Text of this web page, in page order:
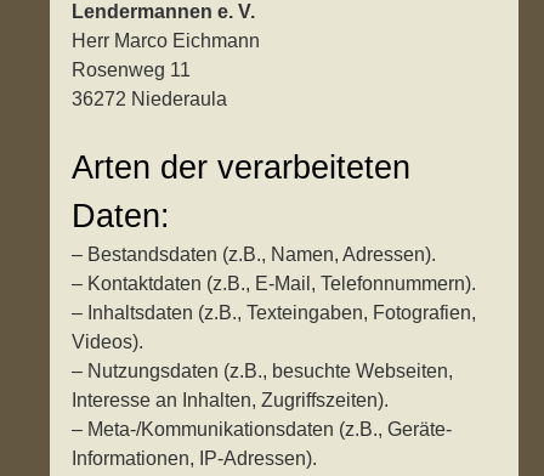
Lendermannen e. V.
Herr Marco Eichmann
Rosenweg 11
36272 Niederaula
Arten der verarbeiteten
Daten:
– Bestandsdaten (z.B., Namen, Adressen).
– Kontaktdaten (z.B., E-Mail, Telefonnummern).
– Inhaltsdaten (z.B., Texteingaben, Fotografien,
Videos).
– Nutzungsdaten (z.B., besuchte Webseiten,
Interesse an Inhalten, Zugriffszeiten).
– Meta-/Kommunikationsdaten (z.B., Geräte-
Informationen, IP-Adressen).